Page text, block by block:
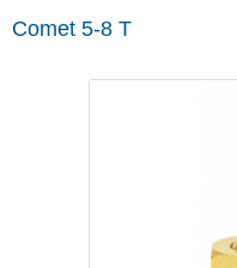
Comet 5-8 T